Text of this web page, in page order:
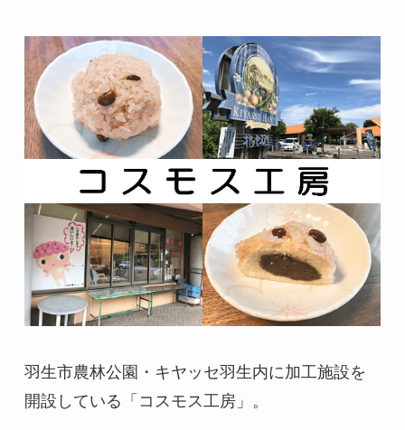
羽生市農林公園・キヤッセ羽生内に加工施設を
開設している「コスモス工房」。